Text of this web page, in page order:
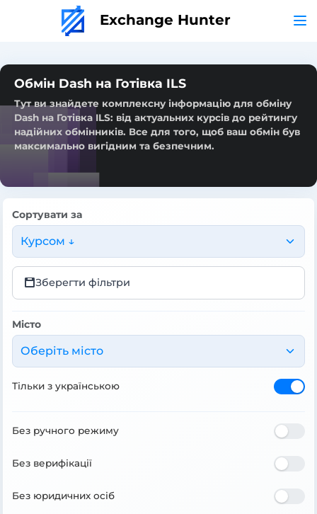
Exchange Hunter
Обмін Dash на Готівка ILS
Тут ви знайдете комплексну інформацію для обміну
Dash на Готівка ILS: від актуальних курсів до рейтингу
надійних обмінників. Все для того, щоб ваш обмін був
максимально вигідним та безпечним.
Сортувати за
Курсом ↓
Зберегти фільтри
Місто
Оберіть місто
Тільки з українською
Без ручного режиму
Без верифікації
Без юридичних осіб